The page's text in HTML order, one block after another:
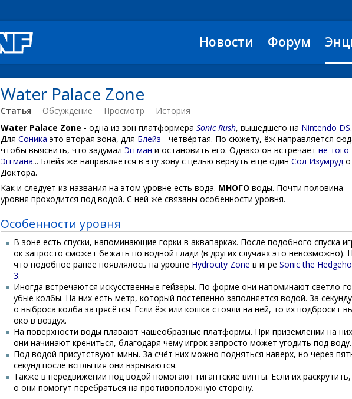
Новости Форум
Water Palace Zone
Статья Обсуждение Просмотр
История
Water Palace Zone - одна из зон платформера Sonic Rush, вышедшего на Nintendo DS.
Для Соника это вторая зона, для Блейз - четвёртая. По сюжету, ёж направляется
чтобы выяснить, что задумал Эггман и остановить его. Однако он встречает не того
Эггмана... Блейз же направляется в эту зону с целью вернуть ещё один Сол Изумруд
Доктора.
Как и следует из названия на этом уровне есть вода. МНОГО воды. Почти половина
уровня проходится под водой. С ней же связаны особенности уровня.
Особенности уровня
В зоне есть спуски, напоминающие горки в аквапарках. После подобного спуска
ок запросто сможет бежать по водной глади (в других случаях это невозможно).
что подобное ранее появлялось на уровне Hydrocity Zone в игреSonic the
3.
Иногда встречаются искусственные гейзеры. По форме они напоминают светло-
убые колбы. На них есть метр, который постепенно заполняется водой. За
о выброса колба затрясётся. Если ёж или кошка стояли на ней, то их подбросит
око в воздух.
На поверхности воды плавают чашеобразные платформы. При приземлении на них
они начинают крениться, благодаря чему игрок запросто может угодить под воду.
Под водой присутствуют мины. За счёт них можно подняться наверх, но через
секунд после всплытия они взрываются.
Также в передвижении под водой помогают гигантские винты. Если их
о они помогут перебраться на противоположную сторону.